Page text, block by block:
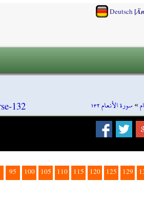
Deutsch[
»سورة الأنعام ١٣٢ 132
95 100 105 110 115 120 125 129